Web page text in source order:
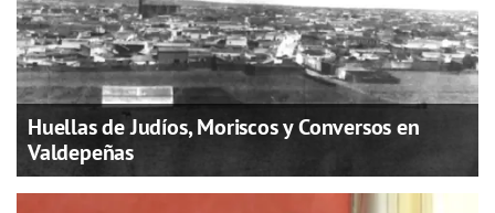
Huellas de Judíos, Moriscos y Conversos en
Valdepeñas